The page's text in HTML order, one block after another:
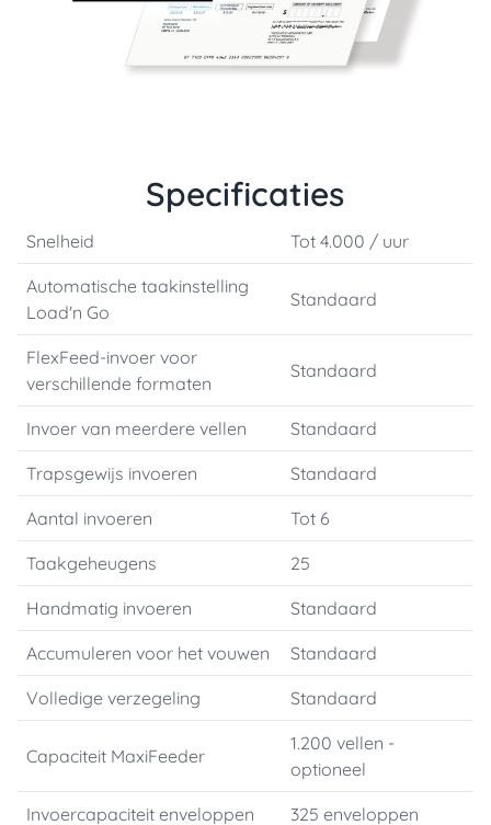
Specificaties
Snelheid Tot 4.000 / uur
Automatische taakinstelling
Load'n Go
Standaard
FlexFeed-invoer voor
verschillende formaten
Standaard
Invoer van meerdere vellen Standaard
Trapsgewijs invoeren Standaard
Aantal invoeren Tot 6
Taakgeheugens 25
Handmatig invoeren Standaard
Accumuleren voor het vouwen Standaard
Volledige verzegeling Standaard
Capaciteit MaxiFeeder
1.200 vellen -
optioneel
Invoercapaciteit enveloppen 325 enveloppen